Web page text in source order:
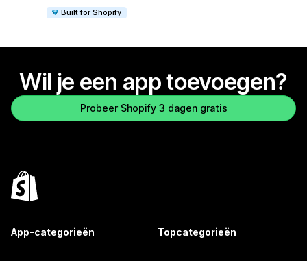
Built for Shopify
Wil je een app toevoegen?
Probeer Shopify 3 dagen gratis
App-categorieën Topcategorieën